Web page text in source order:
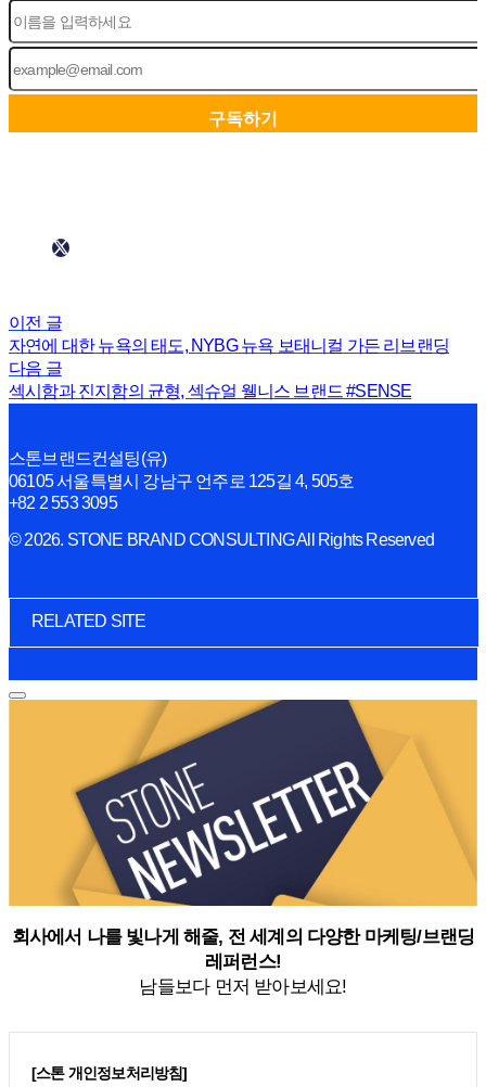
이전 글
자연에 대한 뉴욕의 태도, NYBG 뉴욕 보태니컬 가든 리브랜딩
다음 글
섹시함과 진지함의 균형, 섹슈얼 웰니스 브랜드 #SENSE
스톤브랜드컨설팅(유)
06105 서울특별시 강남구 언주로 125길 4, 505호
+82 2 553 3095
© 2026. STONE BRAND CONSULTING All Rights Reserved
RELATED SITE
회사에서 나를 빛나게 해줄, 전 세계의 다양한 마케팅/브랜딩
레퍼런스!
남들보다 먼저 받아보세요!
[스톤 개인정보처리방침]